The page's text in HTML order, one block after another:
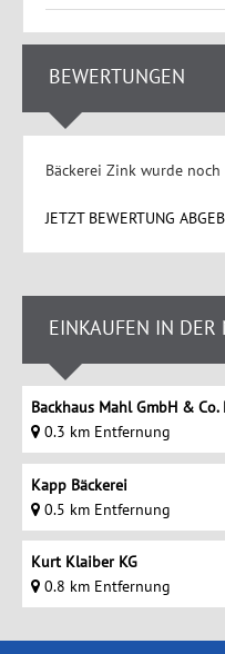
BEWERTUNGEN
Bäckerei Zink wurde
JETZT BEWERTUNG
EINKAUFEN IN DER
Backhaus Mahl GmbH & Co.
0.3 km Entfernung
Kapp Bäckerei
0.5 km Entfernung
Kurt Klaiber KG
0.8 km Entfernung